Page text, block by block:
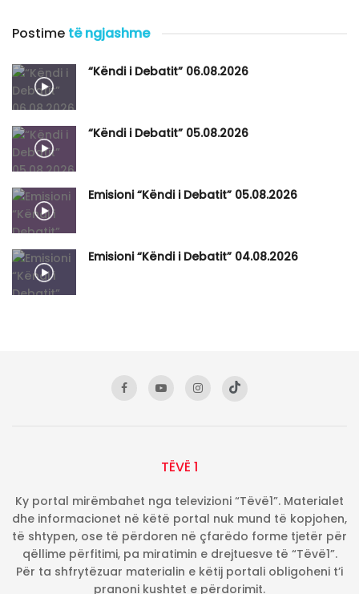
Postime të ngjashme
“Këndi i Debatit” 06.08.2026
“Këndi i Debatit” 05.08.2026
Emisioni “Këndi i Debatit” 05.08.2026
Emisioni “Këndi i Debatit” 04.08.2026
TËVË 1
Ky portal mirëmbahet nga televizioni “Tëvë1”. Materialet
dhe informacionet në këtë portal nuk mund të kopjohen,
të shtypen, ose të përdoren në çfarëdo forme tjetër për
qëllime përfitimi, pa miratimin e drejtuesve të “Tëvë1”.
Për ta shfrytëzuar materialin e këtij portali obligoheni t’i
pranoni kushtet e përdorimit.